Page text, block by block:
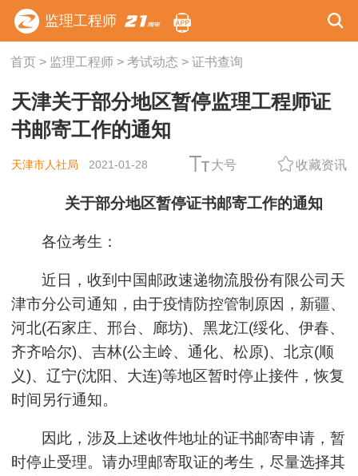
监理工程师
首页> 监理工程师> 考试动态 > 证书查询
天津关于部分地区暂停监理工程师证
书邮寄工作的通知
天津市人社局 2021-01-28 大号 收藏资讯
关于部分地区暂停证书邮寄工作的通知
各位考生：
近日，收到中国邮政速递物流股份有限公司天
津市分公司通知，由于疫情防控管制原因，新疆、
河北(石家庄、邢台、廊坊)、黑龙江(绥化、伊春、
齐齐哈尔)、吉林(公主岭、通化、松原)、北京(顺
义)、辽宁(沈阳、大连)等地区暂时停止接件，恢复
时间另行通知。
因此，涉及上述收件地址的证书邮寄申请，暂
时停止受理。请办理邮寄取证的考生，尽量选择其